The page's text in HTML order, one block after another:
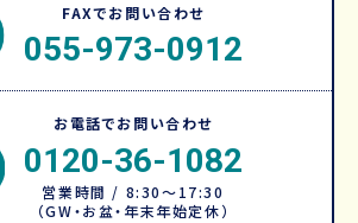
FAXでお問い合わせ
055-973-0912
お電話でお問い合わせ
0120-36-1082
営業時間 / 8:30～17:30
（GW・お盆・年末年始定休）